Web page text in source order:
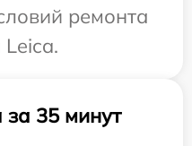
ремонта
35 минут